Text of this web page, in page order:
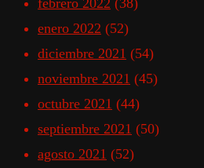
enero 2022 (52)
diciembre 2021 (54)
noviembre 2021 (45)
octubre 2021 (44)
septiembre 2021 (50)
agosto 2021 (52)